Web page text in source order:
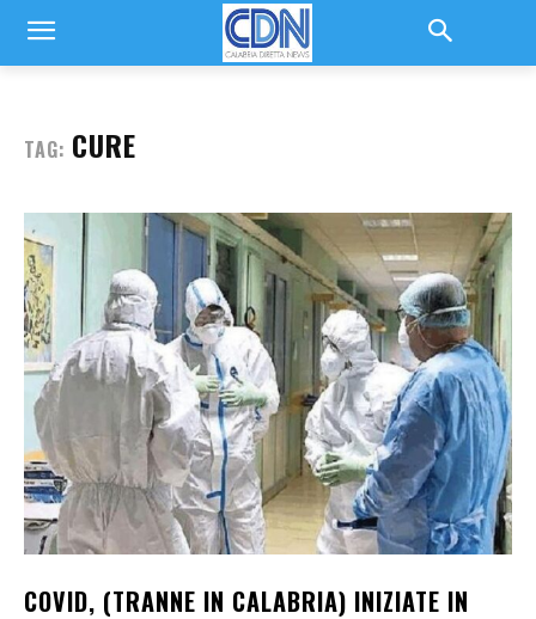
TAG: CURE
COVID, (TRANNE IN CALABRIA) INIZIATE IN